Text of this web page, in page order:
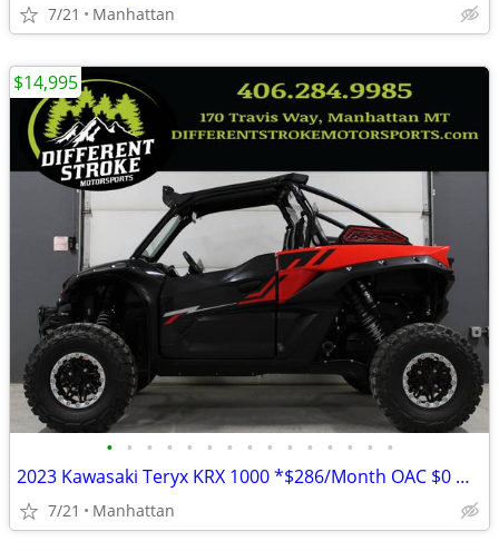
7/21 Manhattan
• • • • • • • • • • • • • • •
2023 Kawasaki Teryx KRX 1000 *$286/Month OAC $0 Down*
7/21 Manhattan
$14,995